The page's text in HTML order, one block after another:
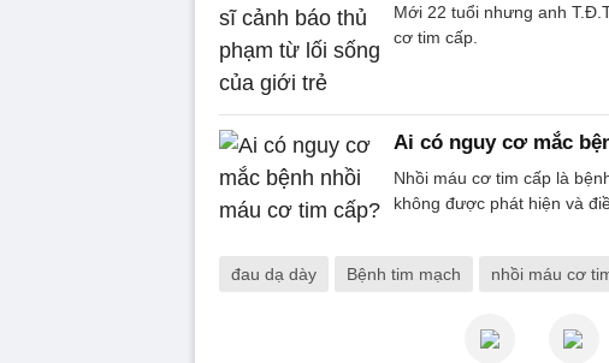
Mới 22 tuổi nhưng anh
cơ tim cấp.
Ai có nguy cơ mắc
Nhồi máu cơ tim cấp là
không được phát hiện và
đau dạ dày Bệnh tim mạch nhồi máu cơ